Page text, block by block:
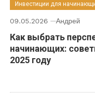
Инвестиции для
09.05.2026 Андрей
Как выбрать
начинающих:
2025 году